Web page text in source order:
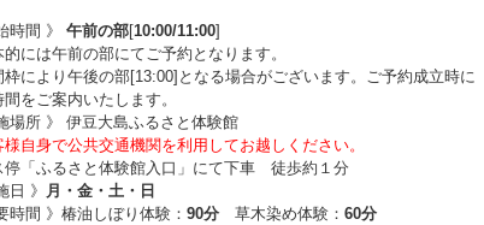
時間 》 午前の部[10:00/11:00]
には午前の部にてご予約となります。
により午後の部[13:00]となる場合がございます。ご予約成立時に
をご案内いたします。
場所 》 伊豆大島ふるさと体験館
自身で公共交通機関を利用してお越しください。
「ふるさと体験館入口」にて下車 徒歩約１分
日 》
月・金・土・日
時間 》椿油しぼり体験： 90分 草木染め体験： 60分